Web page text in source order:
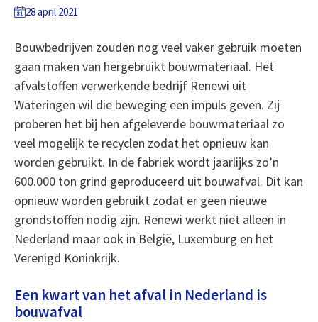
28 april 2021
Bouwbedrijven zouden nog veel vaker gebruik moeten
gaan maken van hergebruikt bouwmateriaal. Het
afvalstoffen verwerkende bedrijf Renewi uit
Wateringen wil die beweging een impuls geven. Zij
proberen het bij hen afgeleverde bouwmateriaal zo
veel mogelijk te recyclen zodat het opnieuw kan
worden gebruikt. In de fabriek wordt jaarlijks zo’n
600.000 ton grind geproduceerd uit bouwafval. Dit kan
opnieuw worden gebruikt zodat er geen nieuwe
grondstoffen nodig zijn. Renewi werkt niet alleen in
Nederland maar ook in België, Luxemburg en het
Verenigd Koninkrijk.
Een kwart van het afval in Nederland is
bouwafval